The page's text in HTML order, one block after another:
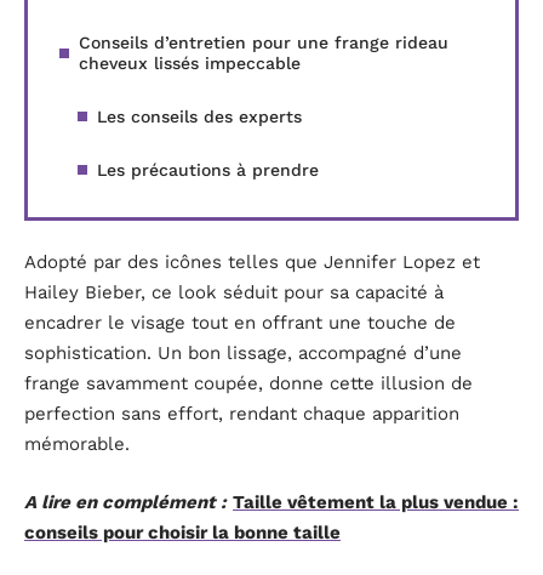
Conseils d’entretien pour une frange rideau
cheveux lissés impeccable
Les conseils des experts
Les précautions à prendre
Adopté par des icônes telles que Jennifer Lopez et
Hailey Bieber, ce look séduit pour sa capacité à
encadrer le visage tout en offrant une touche de
sophistication. Un bon lissage, accompagné d’une
frange savamment coupée, donne cette illusion de
perfection sans effort, rendant chaque apparition
mémorable.
A lire en complément : Taille vêtement la plus vendue :
conseils pour choisir la bonne taille